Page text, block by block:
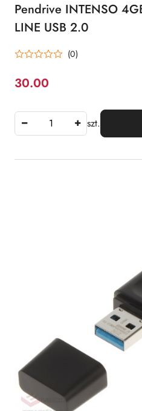
Pendrive INTENSO
LINE USB 2.0
(0)
Cena:
30.00
szt.